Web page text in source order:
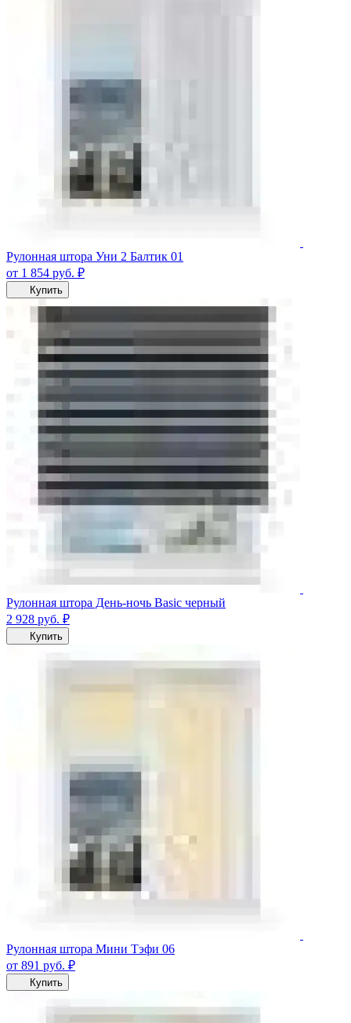
Рулонная штора Уни 2 Балтик 01
от 1 854 руб. ₽
Купить
Рулонная штора День-ночь Basic черный
2 928 руб. ₽
Купить
Рулонная штора Мини Тэфи 06
от 891 руб. ₽
Купить